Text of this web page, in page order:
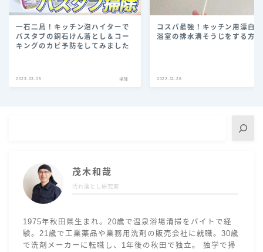
一石二鳥！キッチン泡ハイターで
バスタブの銅石けん落とし＆コー
キングのカビ予防をしてみました
2023.03.05 掃除
コスパ最強！キッチン用漂白
浴室の排水溝そうじをする方法
2022.11.26
茂木和哉
汚れ落とし研究家
1975年秋田県生まれ。20歳で温泉浴場清掃をバイトで経
験。21歳で工業薬品や業務用洗剤の販売会社に就職。30歳
で洗剤メーカーに転職し、1年後の秋田で独立。 独学で掃